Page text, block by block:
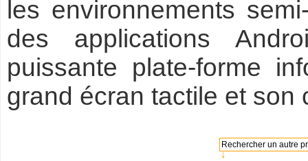
les environnements
des applications
puissante plate-forme
grand écran tactile et son
↓
Rechercher un autre